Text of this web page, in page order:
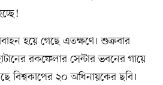
হয়ে গেছে এতক্ষণে। শুক্রবার
রকফেলার সেন্টার ভবনের গায়ে
২০ অধিনায়কের ছবি।